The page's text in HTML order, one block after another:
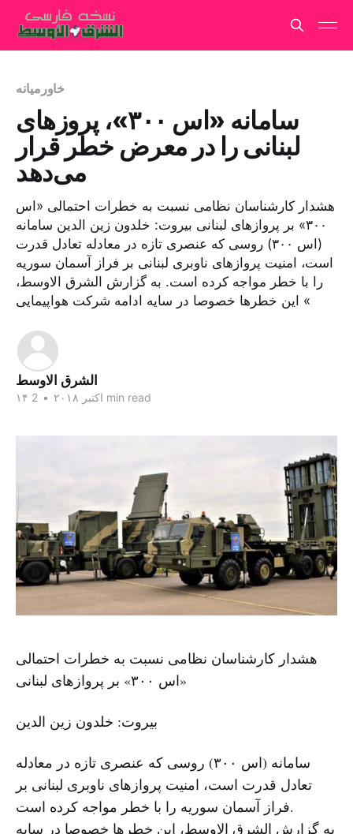
خاورمیانه
سامانه «اس ۳۰۰»، پروزهای
لبنانی را در معرض خطر قرار
می‌دهد
هشدار کارشناسان نظامی نسبت به خطرات احتمالی «اس
۳۰۰» بر پروازهای لبنانی بیروت: خلدون زین الدین سامانه
(اس ۳۰۰) روسی که عنصری تازه در معادله تعادل قدرت
است، امنیت پروازهای ناوبری لبنانی بر فراز آسمان سوریه
را با خطر مواجه کرده است. به گزارش الشرق الاوسط،
این خطرها خصوصا در سایه ادامه شرکت هواپیمایی «
الشرق الاوسط
۱۴ اکتبر ۲۰۱۸ • 2 min read
هشدار کارشناسان نظامی نسبت به خطرات احتمالی
«اس ۳۰۰» بر پروازهای لبنانی
بیروت: خلدون زین الدین
سامانه (اس ۳۰۰) روسی که عنصری تازه در معادله
تعادل قدرت است، امنیت پروازهای ناوبری لبنانی بر
فراز آسمان سوریه را با خطر مواجه کرده است.
به گزارش الشرق الاوسط، این خطرها خصوصا در سایه